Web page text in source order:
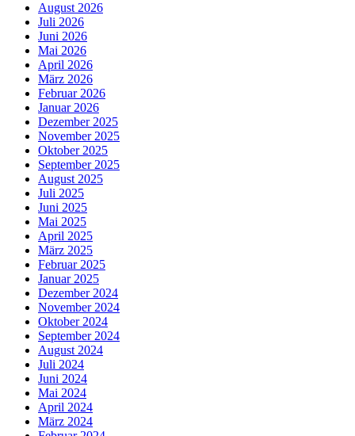
August 2026
Juli 2026
Juni 2026
Mai 2026
April 2026
März 2026
Februar 2026
Januar 2026
Dezember 2025
November 2025
Oktober 2025
September 2025
August 2025
Juli 2025
Juni 2025
Mai 2025
April 2025
März 2025
Februar 2025
Januar 2025
Dezember 2024
November 2024
Oktober 2024
September 2024
August 2024
Juli 2024
Juni 2024
Mai 2024
April 2024
März 2024